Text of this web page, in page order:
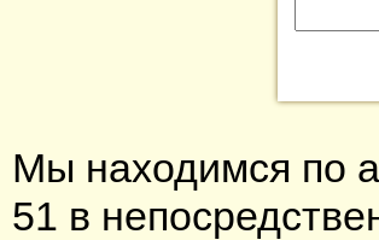
Мы находимся по
51 в